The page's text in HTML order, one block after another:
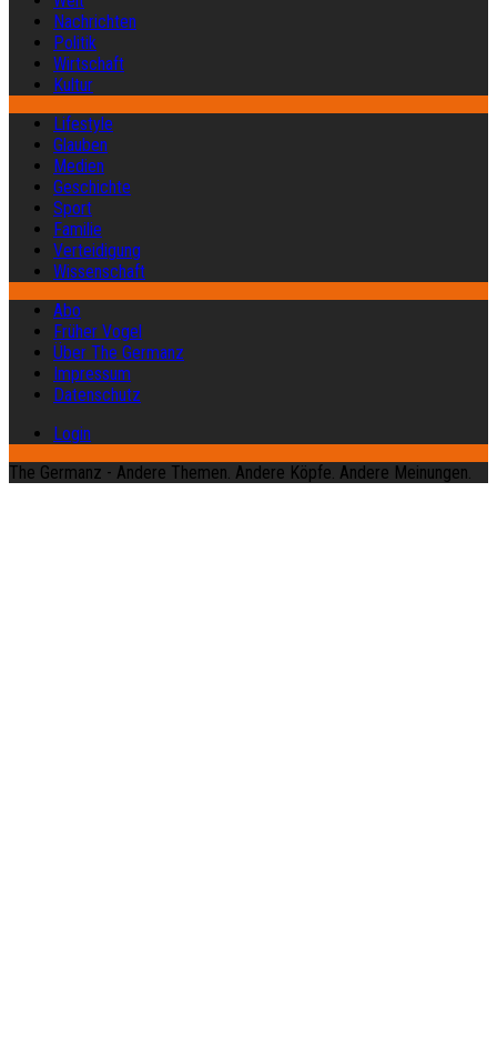
Nachrichten
Politik
Wirtschaft
Kultur
Lifestyle
Glauben
Medien
Geschichte
Sport
Familie
Verteidigung
Wissenschaft
Abo
Früher Vogel
Über The Germanz
Impressum
Datenschutz
Login
The Germanz - Andere Themen. Andere Köpfe. Andere Meinungen.